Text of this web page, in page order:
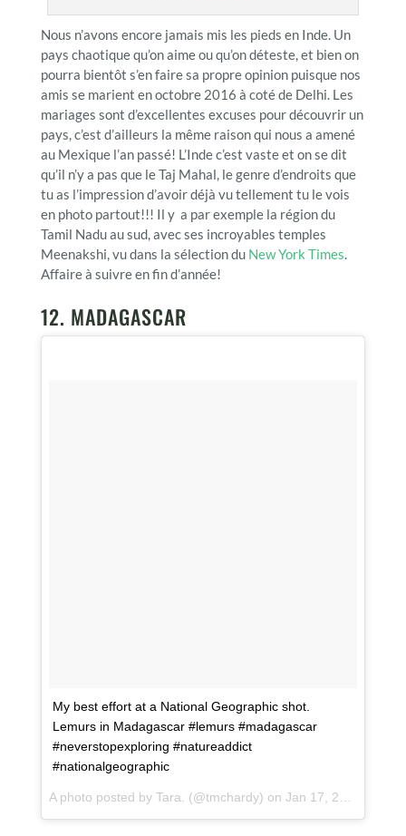
Nous n’avons encore jamais mis les pieds en Inde. Un
pays chaotique qu’on aime ou qu’on déteste, et bien on
pourra bientôt s’en faire sa propre opinion puisque nos
amis se marient en octobre 2016 à coté de Delhi. Les
mariages sont d’excellentes excuses pour découvrir un
pays, c’est d’ailleurs la même raison qui nous a amené
au Mexique l’an passé! L’Inde c’est vaste et on se dit
qu’il n’y a pas que le Taj Mahal, le genre d’endroits que
tu as l’impression d’avoir déjà vu tellement tu le vois
en photo partout!!! Il y a par exemple la région du
Tamil Nadu au sud, avec ses incroyables temples
Meenakshi, vu dans la sélection du New York Times
Affaire à suivre en fin d’année!
12. MADAGASCAR
My best effort at a National Geographic shot.
Lemurs in Madagascar #lemurs #madagascar
#neverstopexploring #natureaddict
#nationalgeographic
A photo posted by Tara. (@tmchardy) on Jan 17, 2016 at 11:26am PST